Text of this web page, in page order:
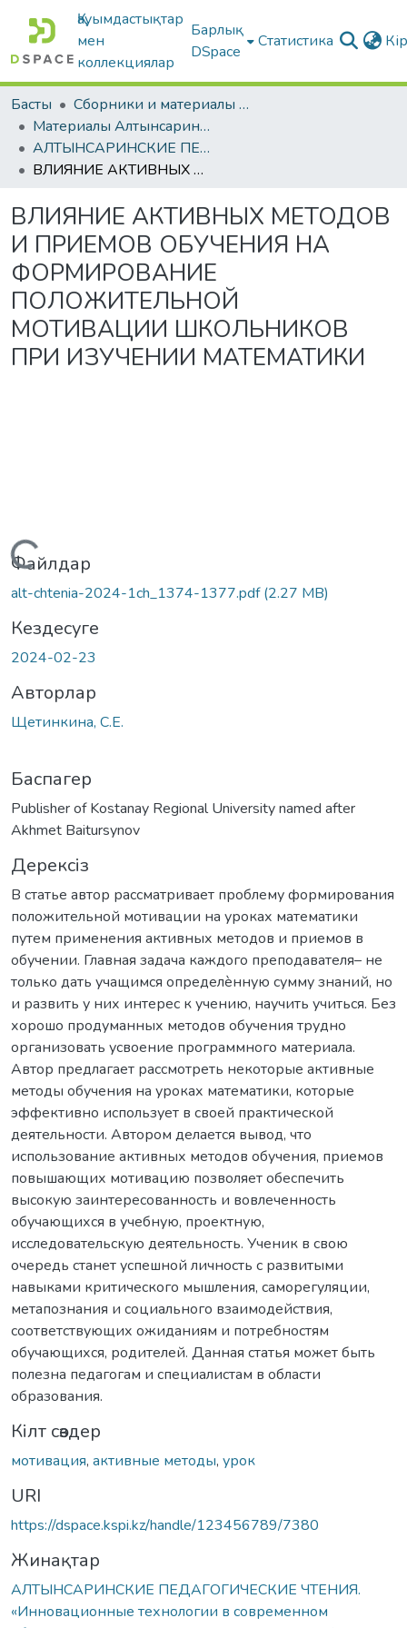
Қауымдастықтар
мен
коллекциялар
Барлық
DSpace
Статистика
Басты
Сборники и материалы конференций
Материалы Алтынсаринских педагогических чтений
АЛТЫНСАРИНСКИЕ ПЕДАГОГИЧЕСКИЕ ЧТЕНИЯ. «Инновационные технологии в современном образовании: стратегия, задачи, внедрение». Книга 1
ВЛИЯНИЕ АКТИВНЫХ МЕТОДОВ И ПРИЕМОВ ОБУЧЕНИЯ НА ФОРМИРОВАНИЕ ПОЛОЖИТЕЛЬНОЙ МОТИВАЦИИ ШКОЛЬНИКОВ ПРИ ИЗУЧЕНИИ МАТЕМАТИКИ
ВЛИЯНИЕ АКТИВНЫХ МЕТОДОВ
И ПРИЕМОВ ОБУЧЕНИЯ НА
ФОРМИРОВАНИЕ
ПОЛОЖИТЕЛЬНОЙ
МОТИВАЦИИ ШКОЛЬНИКОВ
ПРИ ИЗУЧЕНИИ МАТЕМАТИКИ
Жүктеу...
Файлдар
alt-chtenia-2024-1ch_1374-1377.pdf(2.27 MB)
Кездесуге
2024-02-23
Авторлар
Щетинкина, С.Е.
Баспагер
Publisher of Kostanay Regional University named after
Akhmet Baitursynov
Дерексіз
В статье автор рассматривает проблему формирования
положительной мотивации на уроках математики
путем применения активных методов и приемов в
обучении. Главная задача каждого преподавателя– не
только дать учащимся определѐнную сумму знаний, но
и развить у них интерес к учению, научить учиться. Без
хорошо продуманных методов обучения трудно
организовать усвоение программного материала.
Автор предлагает рассмотреть некоторые активные
методы обучения на уроках математики, которые
эффективно использует в своей практической
деятельности. Автором делается вывод, что
использование активных методов обучения, приемов
повышающих мотивацию позволяет обеспечить
высокую заинтересованность и вовлеченность
обучающихся в учебную, проектную,
исследовательскую деятельность. Ученик в свою
очередь станет успешной личность с развитыми
навыками критического мышления, саморегуляции,
метапознания и социального взаимодействия,
соответствующих ожиданиям и потребностям
обучающихся, родителей. Данная статья может быть
полезна педагогам и специалистам в области
образования.
Кілт сөздер
мотивация, активные методы, урок
URI
https://dspace.kspi.kz/handle/123456789/7380
Жинақтар
АЛТЫНСАРИНСКИЕ ПЕДАГОГИЧЕСКИЕ ЧТЕНИЯ.
«Инновационные технологии в современном